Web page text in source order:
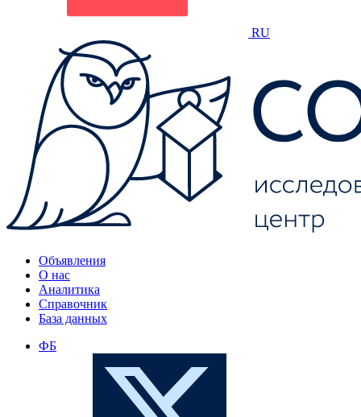
RU
Объявления
О нас
Аналитика
Справочник
База данных
ФБ